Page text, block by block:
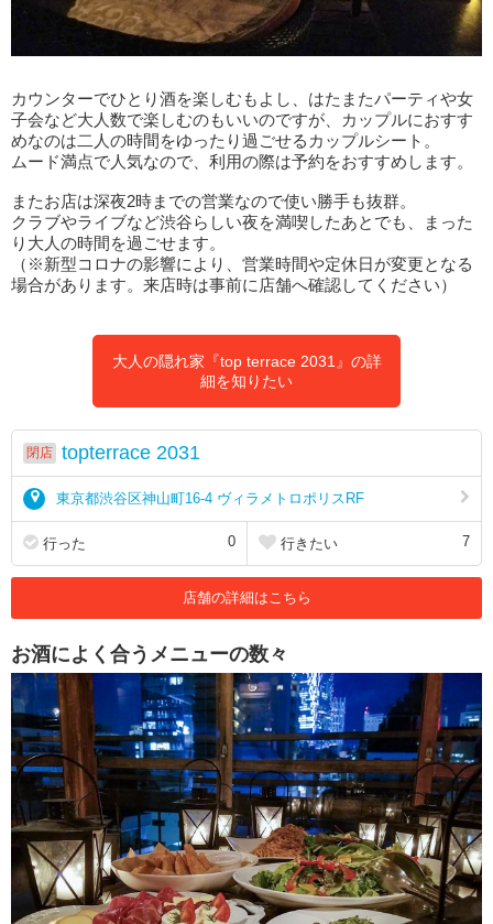
カウンターでひとり酒を楽しむもよし、はたまたパーティや女
子会など大人数で楽しむのもいいのですが、カップルにおすす
めなのは二人の時間をゆったり過ごせるカップルシート。
ムード満点で人気なので、利用の際は予約をおすすめします。
またお店は深夜2時までの営業なので使い勝手も抜群。
クラブやライブなど渋谷らしい夜を満喫したあとでも、まった
り大人の時間を過ごせます。
（※新型コロナの影響により、営業時間や定休日が変更となる
場合があります。来店時は事前に店舗へ確認してください）
大人の隠れ家『top terrace 2031』の詳
細を知りたい
閉店 topterrace 2031
東京都渋谷区神山町16-4 ヴィラメトロポリスRF
行った 0 行きたい 7
店舗の詳細はこちら
お酒によく合うメニューの数々